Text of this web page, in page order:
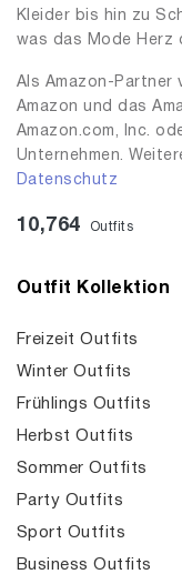
Kleider bis hin zu
was das Mode Herz
Als Amazon-Partner
Amazon und das
Amazon.com, Inc.
Unternehmen.
Datenschutz
10,764 Outfits
Outfit Kollektion
Freizeit Outfits
Winter Outfits
Frühlings Outfits
Herbst Outfits
Sommer Outfits
Party Outfits
Sport Outfits
Business Outfits